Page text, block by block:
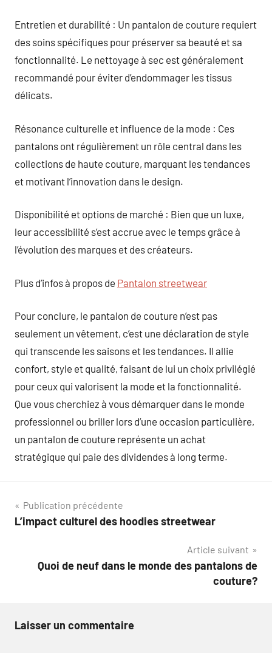
Entretien et durabilité : Un pantalon de couture requiert
des soins spécifiques pour préserver sa beauté et sa
fonctionnalité. Le nettoyage à sec est généralement
recommandé pour éviter d’endommager les tissus
délicats.
Résonance culturelle et influence de la mode : Ces
pantalons ont régulièrement un rôle central dans les
collections de haute couture, marquant les tendances
et motivant l’innovation dans le design.
Disponibilité et options de marché : Bien que un luxe,
leur accessibilité s’est accrue avec le temps grâce à
l’évolution des marques et des créateurs.
Plus d’infos à propos de Pantalon streetwear
Pour conclure, le pantalon de couture n’est pas
seulement un vêtement, c’est une déclaration de style
qui transcende les saisons et les tendances. Il allie
confort, style et qualité, faisant de lui un choix privilégié
pour ceux qui valorisent la mode et la fonctionnalité.
Que vous cherchiez à vous démarquer dans le monde
professionnel ou briller lors d’une occasion particulière,
un pantalon de couture représente un achat
stratégique qui paie des dividendes à long terme.
Navigation
de
Publication précédente
L’impact culturel des hoodies streetwear
Article suivant
Quoi de neuf dans le monde des pantalons de
couture?
Laisser un commentaire